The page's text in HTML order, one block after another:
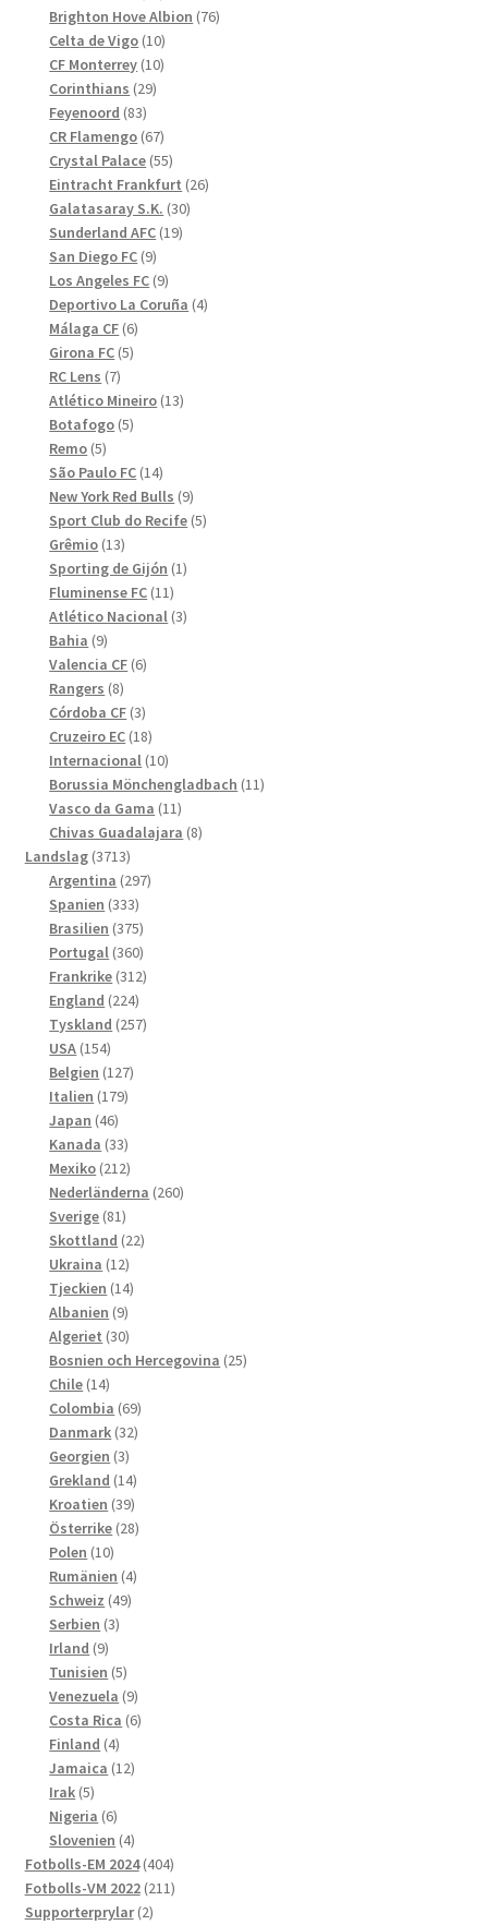
produkter
Brighton Hove Albion 7676
Celta de Vigo 1010
produkter
CF Monterrey 1010
Corinthians 2929
Feyenoord 8383
produkter
CR Flamengo 6767
produkter
Crystal Palace 5555
produkter
Eintracht Frankfurt 2626
Galatasaray S.K. 3030
Sunderland AFC 1919
San Diego FC 99
produkter
Los Angeles FC 99
produkter
Deportivo La Coruña 44
Málaga CF 66
Girona FC 55
RC Lens 77
produkter
Atlético Mineiro 1313
Botafogo 55
Remo 55
produkter
São Paulo FC 1414
produkter
New York Red Bulls 99
produkter
Sport Club do Recife 55
Grêmio 1313
produkter
Sporting de Gijón 11
Fluminense FC 1111
produkter
Atlético Nacional 33
Bahia 99
produkter
Valencia CF 66
Rangers 88
produkter
Córdoba CF 33
produkter
Cruzeiro EC 1818
produkter
Internacional 1010
produkter
Borussia Mönchengladbach 1111
Vasco da Gama 1111
produkter
Chivas Guadalajara 88
Landslag 37133713
produkter
Argentina 297297
Spanien 333333
produkter
Brasilien 375375
produkter
Portugal 360360
produkter
Frankrike 312312
England 224224
produkter
Tyskland 257257
USA 154154
produkter
Belgien 127127
Italien 179179
Japan 4646
produkter
Kanada 3333
produkter
Mexiko 212212
produkter
Nederländerna 260260
Sverige 8181
produkter
Skottland 2222
Ukraina 1212
produkter
Tjeckien 1414
Albanien 99
produkter
Algeriet 3030
produkter
Bosnien och Hercegovina 2525
Chile 1414
produkter
Colombia 6969
produkter
Danmark 3232
Georgien 33
produkter
Grekland 1414
produkter
Kroatien 3939
produkter
Österrike 2828
Polen 1010
produkter
Rumänien 44
Schweiz 4949
Serbien 33
Irland 99
produkter
Tunisien 55
produkter
Venezuela 99
produkter
Costa Rica 66
Finland 44
produkter
Jamaica 1212
Irak 55
produkter
Nigeria 66
produkter
Slovenien 44
produkter
Fotbolls-EM 2024 404404
produkter
Fotbolls-VM 2022 211211
Supporterprylar 22